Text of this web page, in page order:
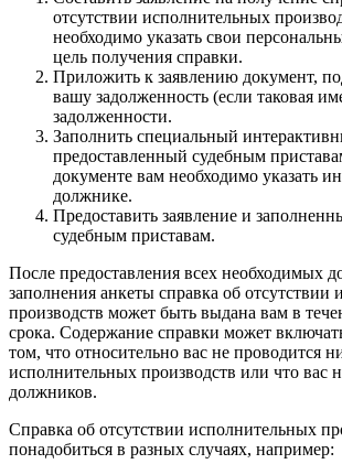
отсутствии исполнительных
необходимо указать свои
цель получения справки.
Приложить к заявлению документ,
вашу задолженность (если таковая
задолженности.
Заполнить специальный
предоставленный судебным
документе вам необходимо указать
должнике.
Предоставить заявление и
судебным приставам.
После предоставления всех необходимых
заполнения анкеты справка об отсутствии
производств может быть выдана вам в
срока. Содержание справки может
том, что относительно вас не проводится
исполнительных производств или что вас
должников.
Справка об отсутствии исполнительных
понадобиться в разных случаях, например: